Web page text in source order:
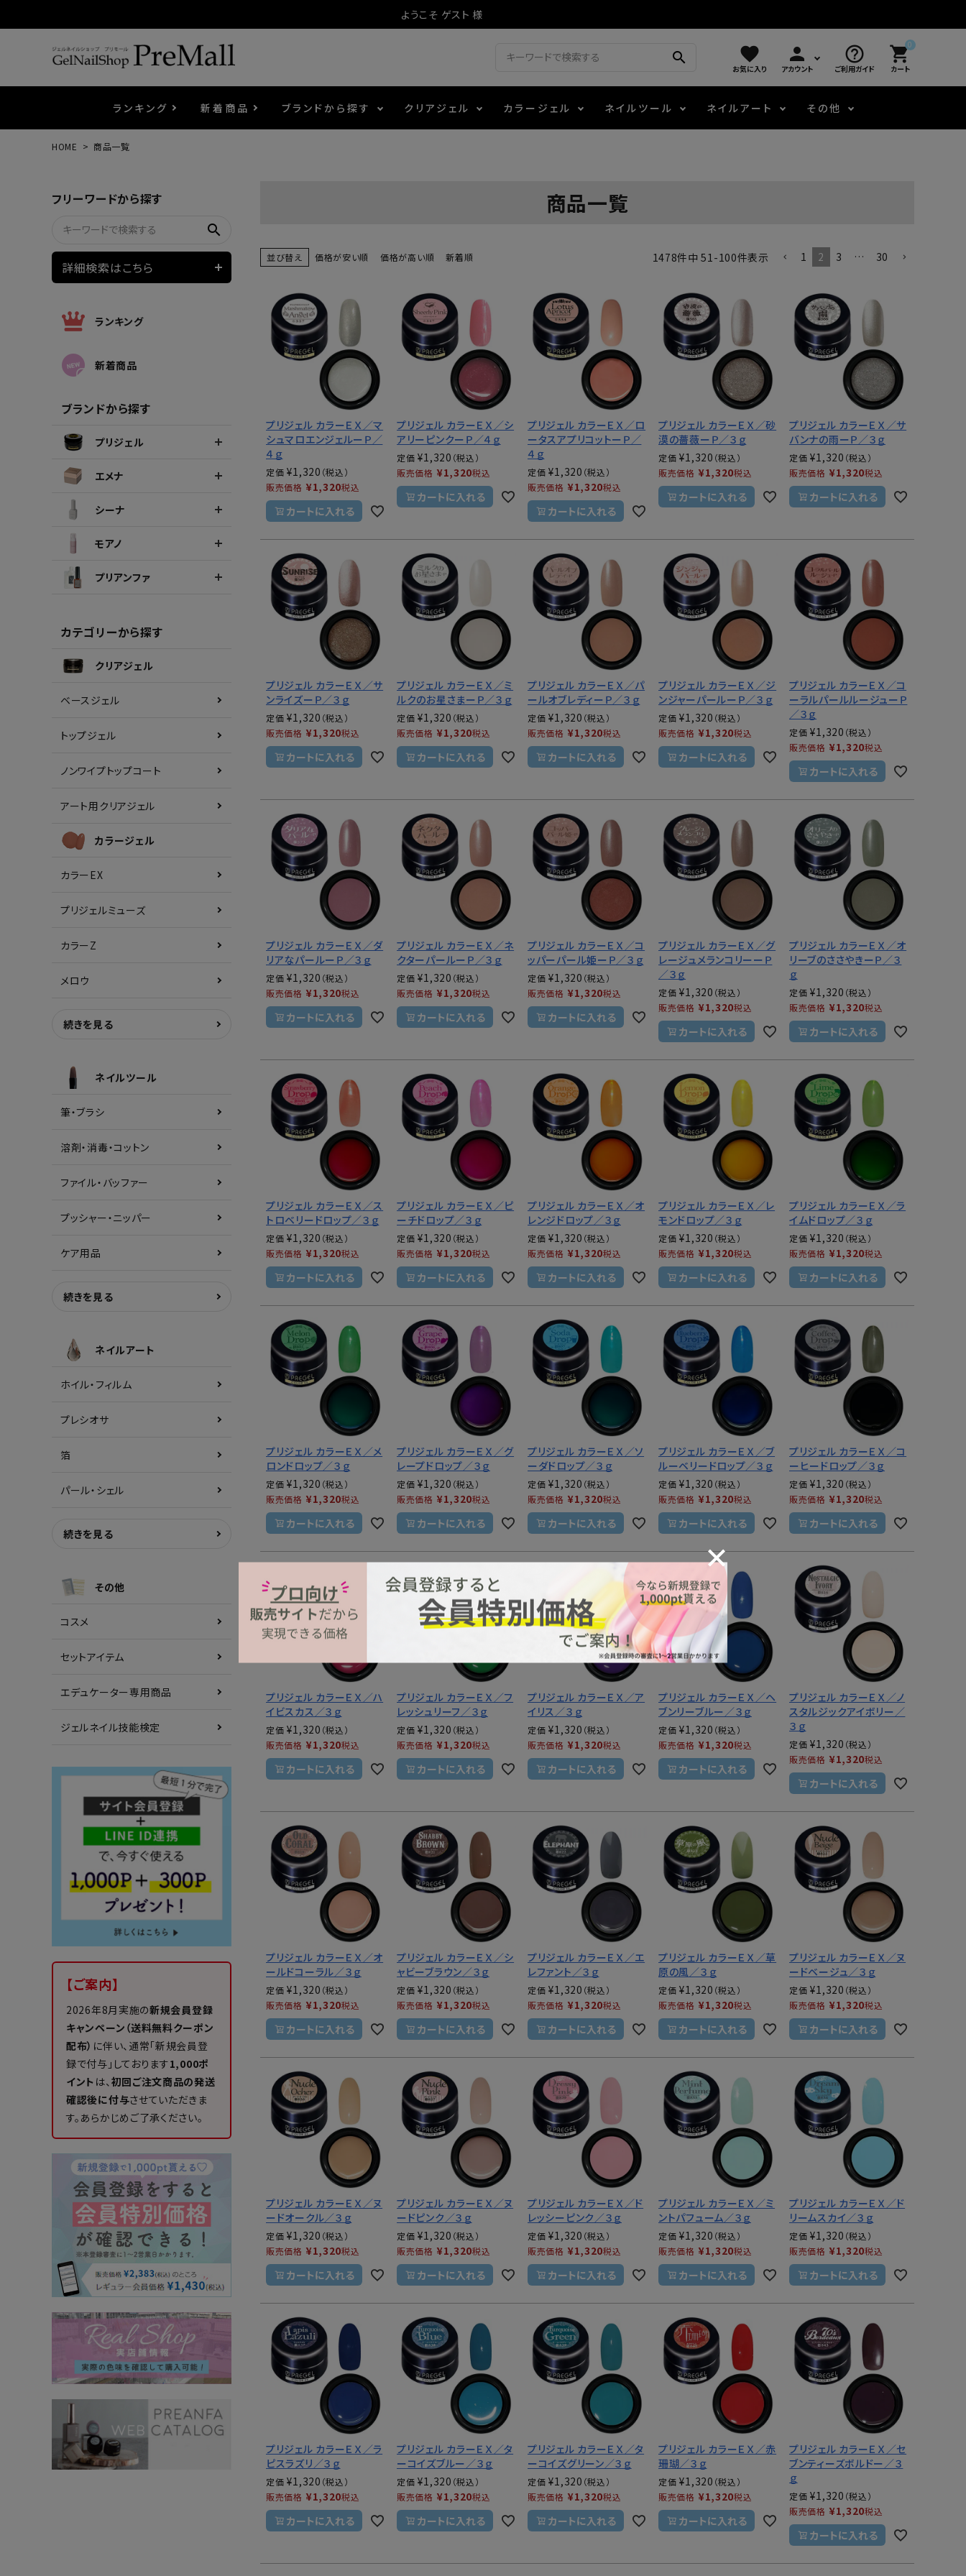
ようこそ ゲスト 様
search favorite
お気に入り
person
アカウント
help_outline
ご利用ガイド
0
shopping_cart
カート
ランキング 新着商品 ブランドから探す クリアジェル カラージェル
マグネティフラッシュジェル
ウェービージェル 3Dクレイジェル ニュアンスジェル
ファージェル メタリックジェル エメナコラボジェル
ポリッシュ・マニキュア
ネイルツール
チャート・チップ関連
ネイルマシン LEDライト
ネイルアート
レジン・モールド
その他
HOME 商品一覧
フリーワードから探す
search
詳細検索はこちら
ランキング
新着商品
ブランドから探す
プリジェル
エメナ
シーナ
モアノ
プリアンファ
カテゴリーから探す
クリアジェル
ベースジェル
トップジェル
ノンワイプトップコート
アート用クリアジェル
カラージェル
カラーEX
プリジェルミューズ
カラーZ
メロウ
続きを見る
ネイルツール
筆・ブラシ
溶剤・消毒・コットン
ファイル・バッファー
プッシャー・ニッパー
ケア用品
続きを見る
ネイルアート
ホイル・フィルム
プレシオサ
箔
パール・シェル
続きを見る
その他
コスメ
セットアイテム
エデュケーター専用商品
ジェルネイル技能検定
【ご案内】
2026年8月実施の新規会員登録
キャンペーン（送料無料クーポン
配布） に伴い、通常「新規会員登
録で付与」しております1,000ポ
イント は、初回ご注文商品の発送
確認後に付与させていただきま
す。あらかじめご了承ください。
商品一覧
並び替え 価格が安い順 価格が高い順 新着順 1478件中 51-100件表示 1 2 3 … 30
プリジェル カラーＥＸ／マ
シュマロエンジェルーＰ／
４ｇ
定価 ¥1,320
販売価格 ¥1,320税込
カートに入れる
プリジェル カラーＥＸ／シ
アリーピンクーＰ／４ｇ
定価 ¥1,320
販売価格 ¥1,320税込
カートに入れる
プリジェル カラーＥＸ／ロ
ータスアプリコットーＰ／
４ｇ
定価 ¥1,320
販売価格 ¥1,320税込
カートに入れる
プリジェル カラーＥＸ／砂
漠の薔薇ーＰ／３ｇ
定価 ¥1,320
販売価格 ¥1,320税込
カートに入れる
プリジェル カラーＥＸ／サ
バンナの雨ーＰ／３ｇ
定価 ¥1,320
販売価格 ¥1,320税込
カートに入れる
プリジェル カラーＥＸ／サ
ンライズーＰ／３ｇ
定価 ¥1,320
販売価格 ¥1,320税込
カートに入れる
プリジェル カラーＥＸ／ミ
ルクのお星さまーＰ／３ｇ
定価 ¥1,320
販売価格 ¥1,320税込
カートに入れる
プリジェル カラーＥＸ／パ
ールオブレディーＰ／３ｇ
定価 ¥1,320
販売価格 ¥1,320税込
カートに入れる
プリジェル カラーＥＸ／ジ
ンジャーパールーＰ／３ｇ
定価 ¥1,320
販売価格 ¥1,320税込
カートに入れる
プリジェル カラーＥＸ／コ
ーラルパールルージューＰ
／３ｇ
定価 ¥1,320
販売価格 ¥1,320税込
カートに入れる
プリジェル カラーＥＸ／ダ
リアなパールーＰ／３ｇ
定価 ¥1,320
販売価格 ¥1,320税込
カートに入れる
プリジェル カラーＥＸ／ネ
クターパールーＰ／３ｇ
定価 ¥1,320
販売価格 ¥1,320税込
カートに入れる
プリジェル カラーＥＸ／コ
ッパーパール姫ーＰ／３ｇ
定価 ¥1,320
販売価格 ¥1,320税込
カートに入れる
プリジェル カラーＥＸ／グ
レージュメランコリーーＰ
／３ｇ
定価 ¥1,320
販売価格 ¥1,320税込
カートに入れる
プリジェル カラーＥＸ／オ
リーブのささやきーＰ／３
ｇ
定価 ¥1,320
販売価格 ¥1,320税込
カートに入れる
プリジェル カラーＥＸ／ス
トロベリードロップ／３ｇ
定価 ¥1,320
販売価格 ¥1,320税込
カートに入れる
プリジェル カラーＥＸ／ピ
ーチドロップ／３ｇ
定価 ¥1,320
販売価格 ¥1,320税込
カートに入れる
プリジェル カラーＥＸ／オ
レンジドロップ／３ｇ
定価 ¥1,320
販売価格 ¥1,320税込
カートに入れる
プリジェル カラーＥＸ／レ
モンドロップ／３ｇ
定価 ¥1,320
販売価格 ¥1,320税込
カートに入れる
プリジェル カラーＥＸ／ラ
イムドロップ／３ｇ
定価 ¥1,320
販売価格 ¥1,320税込
カートに入れる
プリジェル カラーＥＸ／メ
ロンドロップ／３ｇ
定価 ¥1,320
販売価格 ¥1,320税込
カートに入れる
プリジェル カラーＥＸ／グ
レープドロップ／３ｇ
定価 ¥1,320
販売価格 ¥1,320税込
カートに入れる
プリジェル カラーＥＸ／ソ
ーダドロップ／３ｇ
定価 ¥1,320
販売価格 ¥1,320税込
カートに入れる
プリジェル カラーＥＸ／ブ
ルーベリードロップ／３ｇ
定価 ¥1,320
販売価格 ¥1,320税込
カートに入れる
プリジェル カラーＥＸ／コ
ーヒードロップ／３ｇ
定価 ¥1,320
販売価格 ¥1,320税込
カートに入れる
プリジェル カラーＥＸ／ハ
イビスカス／３ｇ
定価 ¥1,320
販売価格 ¥1,320税込
カートに入れる
プリジェル カラーＥＸ／フ
レッシュリーフ／３ｇ
定価 ¥1,320
販売価格 ¥1,320税込
カートに入れる
プリジェル カラーＥＸ／ア
イリス／３ｇ
定価 ¥1,320
販売価格 ¥1,320税込
カートに入れる
プリジェル カラーＥＸ／ヘ
ブンリーブルー／３ｇ
定価 ¥1,320
販売価格 ¥1,320税込
カートに入れる
プリジェル カラーＥＸ／ノ
スタルジックアイボリー／
３ｇ
定価 ¥1,320
販売価格 ¥1,320税込
カートに入れる
プリジェル カラーＥＸ／オ
ールドコーラル／３ｇ
定価 ¥1,320
販売価格 ¥1,320税込
カートに入れる
プリジェル カラーＥＸ／シ
ャビーブラウン／３ｇ
定価 ¥1,320
販売価格 ¥1,320税込
カートに入れる
プリジェル カラーＥＸ／エ
レファント／３ｇ
定価 ¥1,320
販売価格 ¥1,320税込
カートに入れる
プリジェル カラーＥＸ／草
原の風／３ｇ
定価 ¥1,320
販売価格 ¥1,320税込
カートに入れる
プリジェル カラーＥＸ／ヌ
ードベージュ／３ｇ
定価 ¥1,320
販売価格 ¥1,320税込
カートに入れる
プリジェル カラーＥＸ／ヌ
ードオークル／３ｇ
定価 ¥1,320
販売価格 ¥1,320税込
カートに入れる
プリジェル カラーＥＸ／ヌ
ードピンク／３ｇ
定価 ¥1,320
販売価格 ¥1,320税込
カートに入れる
プリジェル カラーＥＸ／ド
レッシーピンク／３ｇ
定価 ¥1,320
販売価格 ¥1,320税込
カートに入れる
プリジェル カラーＥＸ／ミ
ントパフューム／３ｇ
定価 ¥1,320
販売価格 ¥1,320税込
カートに入れる
プリジェル カラーＥＸ／ド
リームスカイ／３ｇ
定価 ¥1,320
販売価格 ¥1,320税込
カートに入れる
プリジェル カラーＥＸ／ラ
ピスラズリ／３ｇ
定価 ¥1,320
販売価格 ¥1,320税込
カートに入れる
プリジェル カラーＥＸ／タ
ーコイズブルー／３ｇ
定価 ¥1,320
販売価格 ¥1,320税込
カートに入れる
プリジェル カラーＥＸ／タ
ーコイズグリーン／３ｇ
定価 ¥1,320
販売価格 ¥1,320税込
カートに入れる
プリジェル カラーＥＸ／赤
珊瑚／３ｇ
定価 ¥1,320
販売価格 ¥1,320税込
カートに入れる
プリジェル カラーＥＸ／セ
ブンティーズボルドー／３
ｇ
定価 ¥1,320
販売価格 ¥1,320税込
カートに入れる